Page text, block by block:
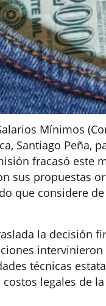
Mínimos
Santiago Peña,
fracasó este
sus propuestas
que considere
la decisión
técnicas
legales de